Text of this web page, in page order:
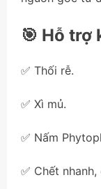
🎯 Hỗ trợ
✅ Thối rễ.
✅ Xì mủ.
✅ Nấm
✅ Chết